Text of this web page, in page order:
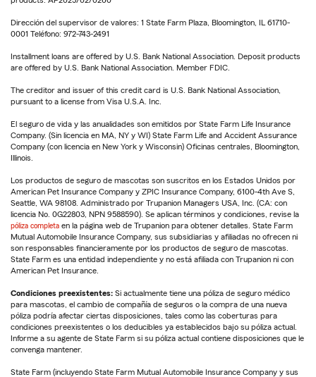
Dirección del supervisor de valores: 1 State Farm Plaza, Bloomington, IL 61710-
0001 Teléfono: 972-743-2491
Installment loans are offered by U.S. Bank National Association. Deposit products
are offered by U.S. Bank National Association. Member FDIC.
The creditor and issuer of this credit card is U.S. Bank National Association,
pursuant to a license from Visa U.S.A. Inc.
El seguro de vida y las anualidades son emitidos por State Farm Life Insurance
Company. (Sin licencia en MA, NY y WI) State Farm Life and Accident Assurance
Company (con licencia en New York y Wisconsin) Oficinas centrales, Bloomington,
Illinois.
Los productos de seguro de mascotas son suscritos en los Estados Unidos por
American Pet Insurance Company y ZPIC Insurance Company, 6100-4th Ave S,
Seattle, WA 98108. Administrado por Trupanion Managers USA, Inc. (CA: con
licencia No. 0G22803, NPN 9588590). Se aplican términos y condiciones, revise la
póliza completa en la página web de Trupanion para obtener detalles. State Farm
Mutual Automobile Insurance Company, sus subsidiarias y afiliadas no ofrecen ni
son responsables financieramente por los productos de seguro de mascotas.
State Farm es una entidad independiente y no está afiliada con Trupanion ni con
American Pet Insurance.
Condiciones preexistentes: Si actualmente tiene una póliza de seguro médico
para mascotas, el cambio de compañía de seguros o la compra de una nueva
póliza podría afectar ciertas disposiciones, tales como las coberturas para
condiciones preexistentes o los deducibles ya establecidos bajo su póliza actual.
Informe a su agente de State Farm si su póliza actual contiene disposiciones que le
convenga mantener.
State Farm (incluyendo State Farm Mutual Automobile Insurance Company y sus